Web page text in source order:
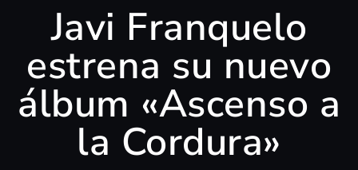
Javi Franquelo
estrena su nuevo
álbum «Ascenso a
la Cordura»